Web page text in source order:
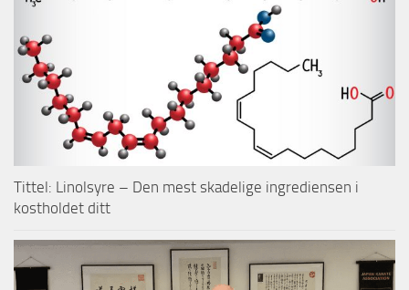
Tittel: Linolsyre – Den mest skadelige ingrediensen i
kostholdet ditt